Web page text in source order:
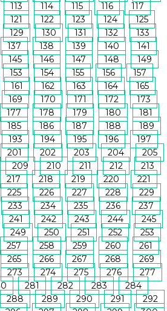
113 114 115 116
117
121 122 123 124
125
129 130 131 132
133
137 138 139 140
141
145 146 147 148
149
153 154 155 156
157
161 162 163 164
165
169 170 171 172
173
177 178 179 180
181
185 186 187 188
189
193 194 195 196
197
201 202 203 204
205
209 210 211 212
213
217 218 219 220
221
225 226 227 228
229
233 234 235 236
237
241 242 243 244
245
249 250 251 252
253
257 258 259 260
261
265 266 267 268
269
273 274 275 276
277
281 282 283
284
288 289 290 291
292